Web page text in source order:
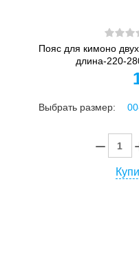
Пояс для кимоно
длина-220-
Выбрать размер: